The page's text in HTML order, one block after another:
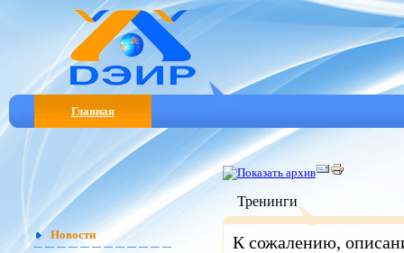
Главная
Новости
Тренинги
К сожалению,